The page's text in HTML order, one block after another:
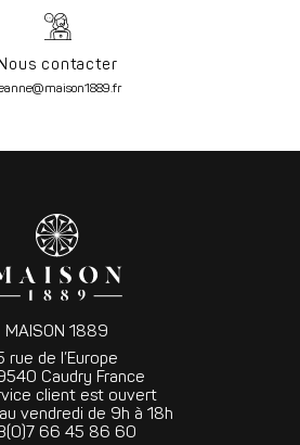
contacter
MAISON 1889
rue de l’Europe
Caudry France
client est ouvert
vendredi de 9h à 18h
66 45 86 60